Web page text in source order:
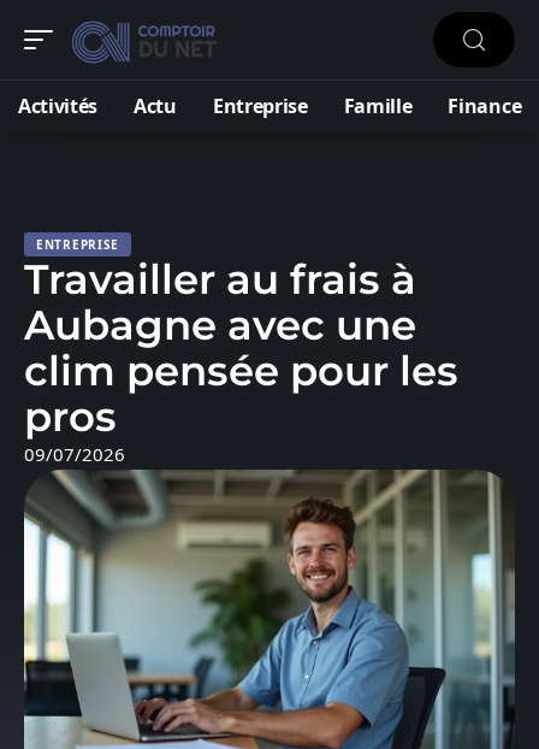
Activités Actu Entreprise Famille Finance
ENTREPRISE
Travailler au frais à
Aubagne avec une
clim pensée pour les
pros
09/07/2026